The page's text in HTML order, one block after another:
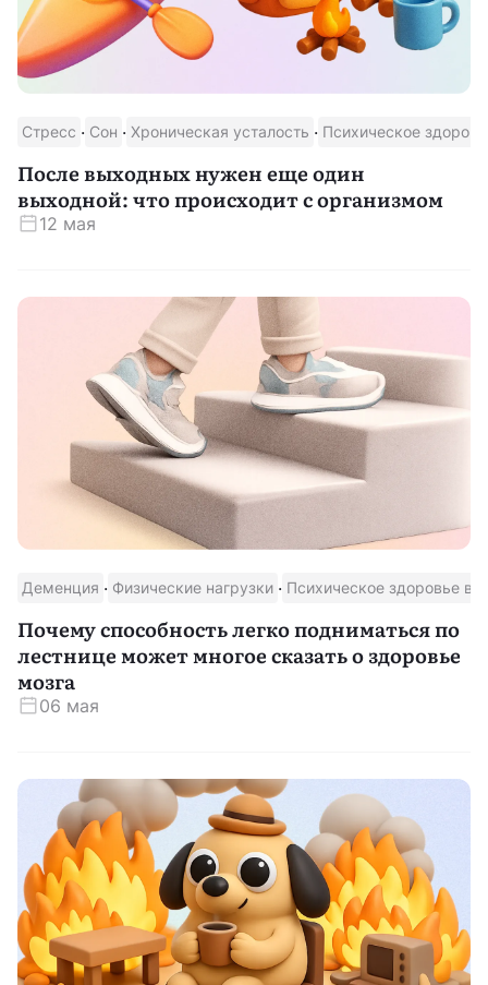
Стресс · Сон · Хроническая усталость · Психическое
После выходных нужен еще один
выходной: что происходит с организмом
12 мая
Деменция · Физические нагрузки · Психическое здоровье
Почему способность легко подниматься по
лестнице может многое сказать о здоровье
мозга
06 мая